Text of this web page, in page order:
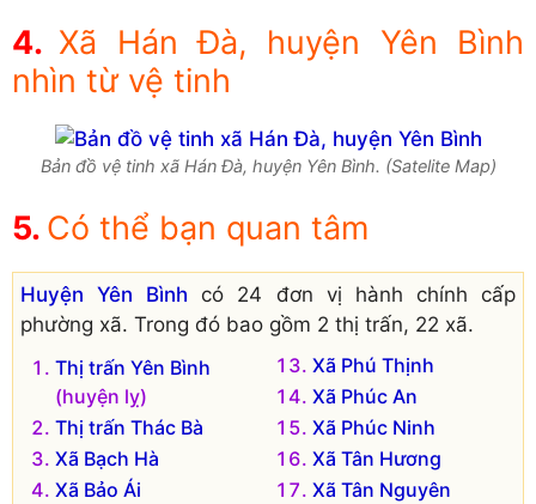
Xã Hán Đà, huyện Yên Bình
nhìn từ vệ tinh
Bản đồ vệ tinh xã Hán Đà, huyện Yên Bình. (Satelite Map)
Có thể bạn quan tâm
Huyện Yên Bình có 24 đơn vị hành chính cấp
phường xã. Trong đó bao gồm 2 thị trấn, 22 xã.
Thị trấn Yên Bình
(huyện lỵ)
Thị trấn Thác Bà
Xã Bạch Hà
Xã Bảo Ái
Xã Phú Thịnh
Xã Phúc An
Xã Phúc Ninh
Xã Tân Hương
Xã Tân Nguyên